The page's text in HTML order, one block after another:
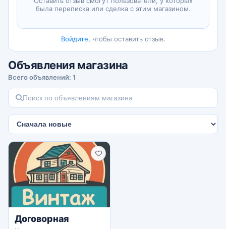
отправьте нам.
3. Мы отправим вам официальный документ с
5. Заключим договор и завершим сделку.
была переписка или сделка с этим магазином.
Войдите, чтобы оставить отзыв.
Объявления магазина
Всего объявлений: 1
Договорная